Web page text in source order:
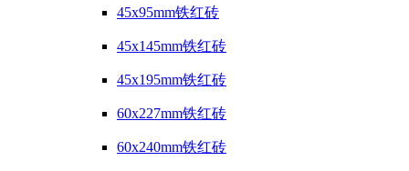
45x95mm铁红砖
45x145mm铁红砖
45x195mm铁红砖
60x227mm铁红砖
60x240mm铁红砖